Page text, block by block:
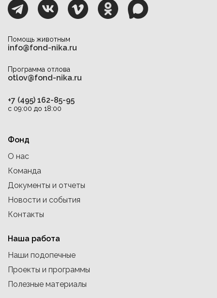
Помощь животным
info@fond-nika.ru
Программа отлова
otlov@fond-nika.ru
+7 (495) 162-85-95
с 09:00 до 18:00
Фонд
О нас
Команда
Документы и отчеты
Новости и события
Контакты
Наша работа
Наши подопечные
Проекты и программы
Полезные материалы